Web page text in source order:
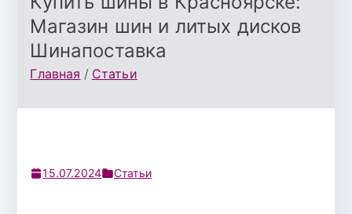
Магазин шин и литых дисков
Шинапоставка
Главная Статьи
15.07.2024 Статьи